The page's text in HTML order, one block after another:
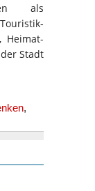
als
Heimat-
Stadt
,